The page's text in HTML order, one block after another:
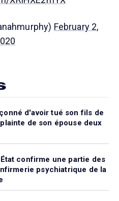
February 2,
d'avoir tué son fils de
de son épouse deux
confirme une partie des
psychiatrique de la